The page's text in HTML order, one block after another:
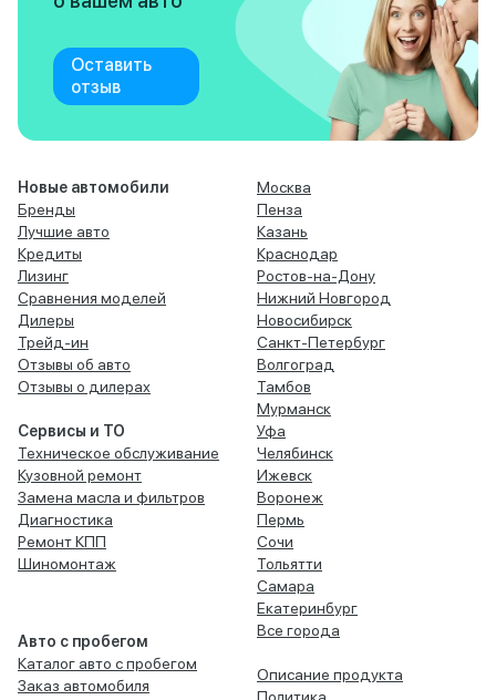
Оставить
отзыв
Новые автомобили
Бренды
Лучшие авто
Кредиты
Лизинг
Сравнения моделей
Дилеры
Трейд-ин
Отзывы об авто
Отзывы о дилерах
Сервисы и ТО
Техническое обслуживание
Кузовной ремонт
Замена масла и фильтров
Диагностика
Ремонт КПП
Шиномонтаж
Авто с пробегом
Каталог авто с пробегом
Заказ автомобиля
Москва
Пенза
Казань
Краснодар
Ростов-на-Дону
Нижний Новгород
Новосибирск
Санкт-Петербург
Волгоград
Тамбов
Мурманск
Уфа
Челябинск
Ижевск
Воронеж
Пермь
Сочи
Тольятти
Самара
Екатеринбург
Все города
Описание продукта